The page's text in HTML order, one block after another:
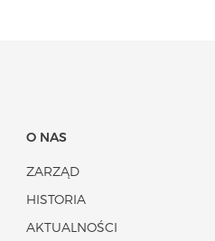
O NAS
ZARZĄD
HISTORIA
AKTUALNOŚCI